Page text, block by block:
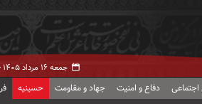
جمعه ۱۶ مرداد ۱۴۰۵ -
دفاع و امنیت جهاد و مقاومت حسینیه